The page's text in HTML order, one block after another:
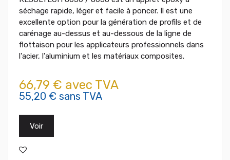
séchage rapide, léger et facile à poncer. Il est une
excellente option pour la génération de profils et de
carénage au-dessus et au-dessous de la ligne de
flottaison pour les applicateurs professionnels dans
l'acier, l'aluminium et les matériaux composites.
66,79 € avec TVA
55,20 € sans TVA
Voir